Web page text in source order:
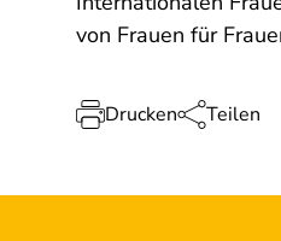
von Frauen für
Drucken Teilen